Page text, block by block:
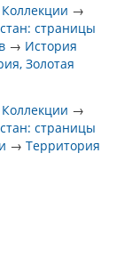
Коллекции →
страницы
→ История
Золотая
Коллекции →
страницы
→Территория